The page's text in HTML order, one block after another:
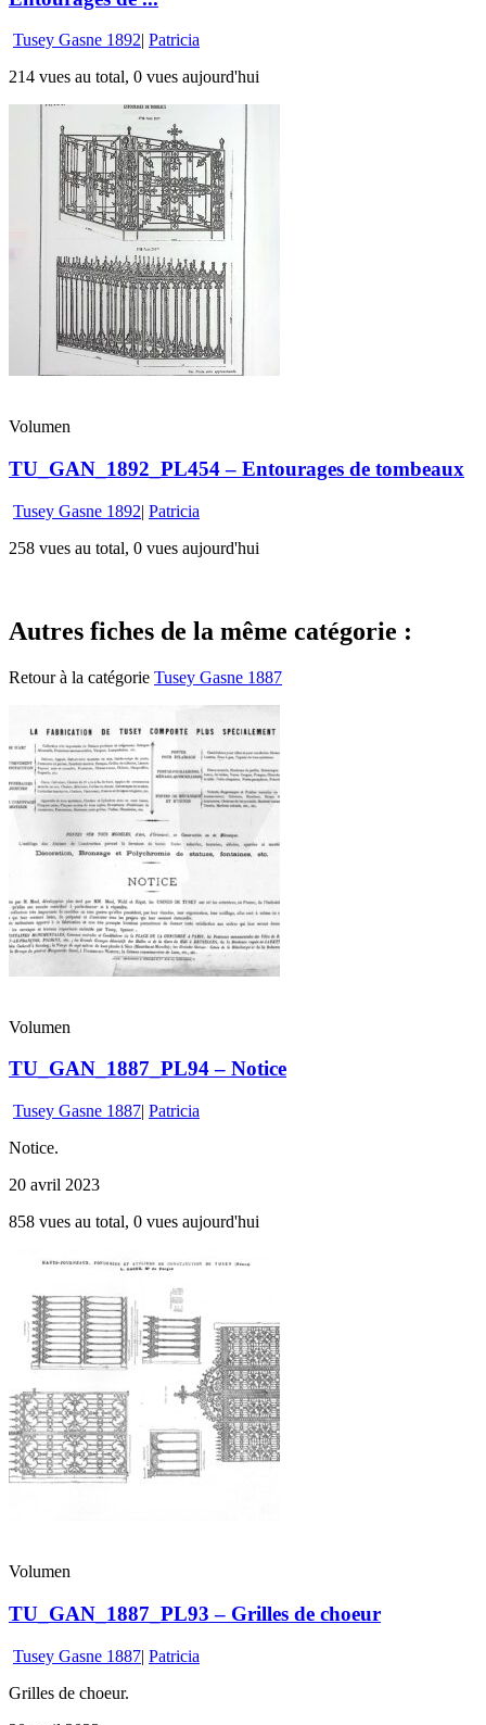
Tusey Gasne 1892 Patricia
214 vues au total, 0 vues aujourd'hui
Volumen
TU_GAN_1892_PL454 – Entourages de tombeaux
Tusey Gasne 1892| Patricia
258 vues au total, 0 vues aujourd'hui
Autres fiches de la même catégorie :
Retour à la catégorie Tusey Gasne 1887
Volumen
TU_GAN_1887_PL94 – Notice
Tusey Gasne 1887| Patricia
Notice.
20 avril 2023
858 vues au total, 0 vues aujourd'hui
Volumen
TU_GAN_1887_PL93 – Grilles de choeur
Tusey Gasne 1887| Patricia
Grilles de choeur.